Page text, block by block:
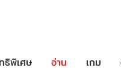
ธิพิเศษ อ่าน เกม